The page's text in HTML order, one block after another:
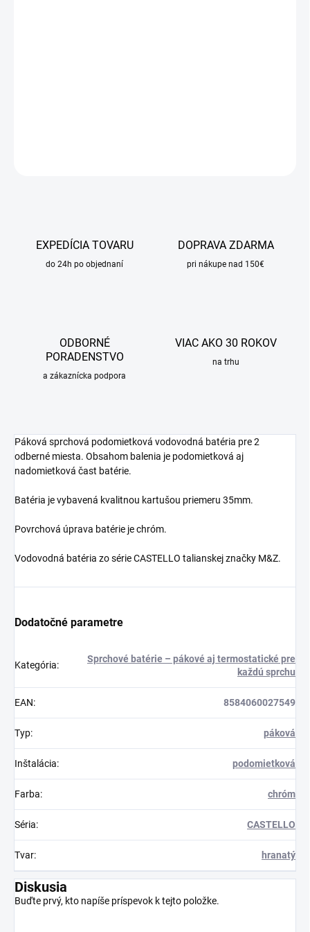
EXPEDÍCIA TOVARU
do 24h po objednaní
DOPRAVA ZDARMA
pri nákupe nad 150€
ODBORNÉ
PORADENSTVO
a zákaznícka podpora
VIAC AKO 30 ROKOV
na trhu
Páková sprchová podomietková vodovodná batéria pre 2
odberné miesta. Obsahom balenia je podomietková aj
nadomietková čast batérie.
Batéria je vybavená kvalitnou kartušou priemeru 35mm.
Povrchová úprava batérie je chróm.
Vodovodná batéria zo série CASTELLO talianskej značky M&Z.
Dodatočné parametre
Kategória:
Sprchové batérie – pákové aj termostatické pre
každú sprchu
EAN: 8584060027549
Typ: páková
Inštalácia: podomietková
Farba: chróm
Séria: CASTELLO
Tvar: hranatý
Diskusia
Buďte prvý, kto napíše príspevok k tejto položke.